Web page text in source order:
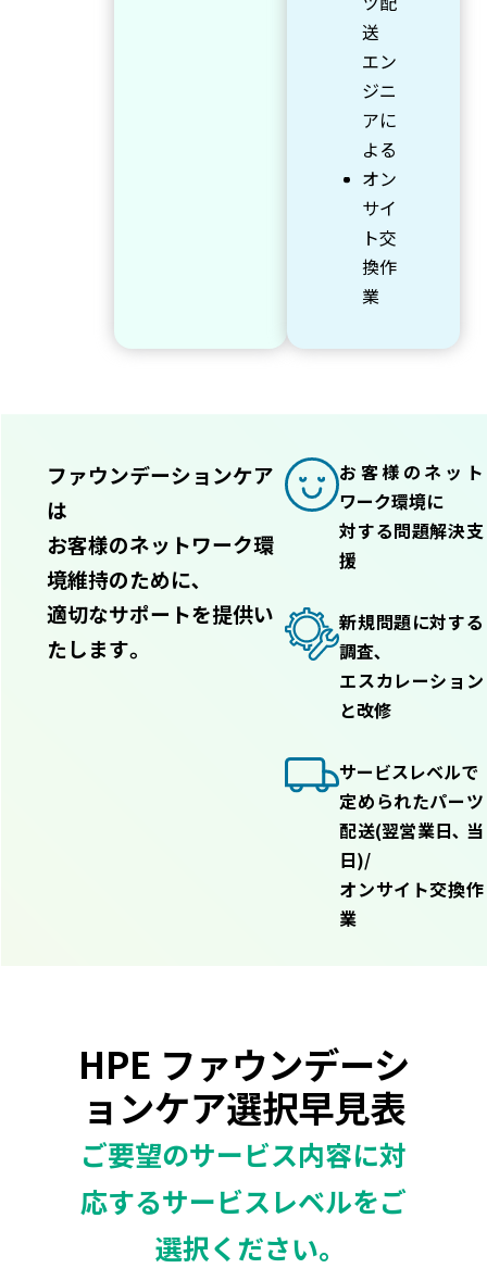
送
エン
ジニ
アに
よる
オン
サイ
ト交
換作
業
ファウンデーションケア
は
お客様のネットワーク環
境維持のために､
適切なサポートを提供い
たします｡
お客様のネット
ワーク環境に
対する問題解決支
援
新規問題に対する
調査､
エスカレーション
と改修
サービスレベルで
定められたパーツ
配送(翌営業日､ 当
日)/
オンサイト交換作
業
HPE ファウンデーシ
ョンケア選択早見表
ご要望のサービス内容に対
応するサービスレベルをご
選択ください｡